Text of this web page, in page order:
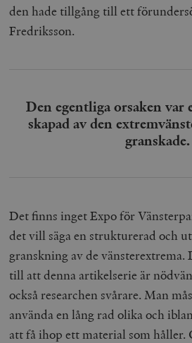
den hade tillgång till ett
Fredriksson.
Den egentliga orsaken
skapad av den
granskade.
Det finns inget Expo för
det vill säga en strukturerad och
granskning av de vänsterextrema.
till att denna artikelserie är
också researchen svårare. Man
använda en lång rad olika och
att få ihop ett material som håller.